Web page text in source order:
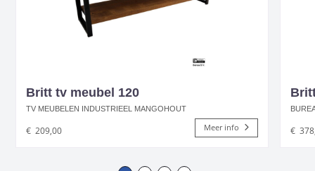
Britt tv meubel 120
TV MEUBELEN INDUSTRIEEL MANGOHOUT
€ 209,00 Meer info €